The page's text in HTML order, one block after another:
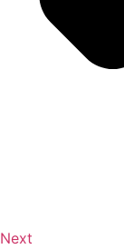
Next